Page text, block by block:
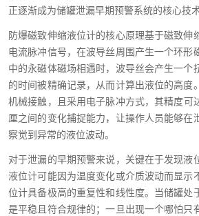
正逐渐成为储罐泄漏早期预警系统的核心技术
防爆磁致伸缩液位计的核心原理基于磁致伸
电流脉冲信号，在波导丝周围产生一个环形
中的永磁体磁场相遇时，波导丝会产生一个
的时间被精确记录，从而计算出液位的高度
机械接触，且采用电子脉冲方式，其精度可
厘之间的变化捕捉能力，让操作人员能够在
察觉到异常的液位波动。
对于泄漏的早期预警来说，关键在于发现液
液位计可能因为温度变化或介质波动而显示
位计具备极高的重复性和线性度。当储罐处
是平稳且符合规律的；一旦出现一个哪怕只